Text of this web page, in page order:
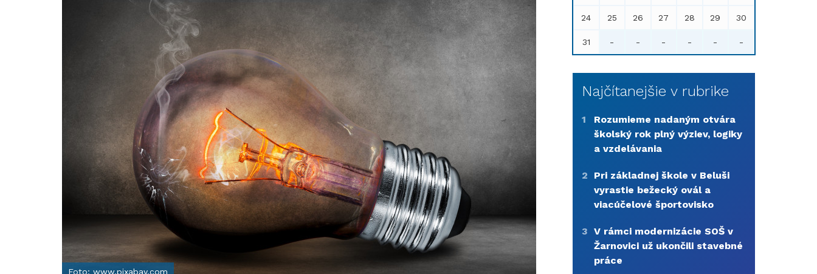
Foto: www.pixabay.com
24 25 26 27 28 29 30
31 - - - - - -
Najčítanejšie v rubrike
1
Rozumieme nadaným otvára
školský rok plný výziev, logiky
a vzdelávania
2
Pri základnej škole v Beluši
vyrastie bežecký ovál a
viacúčelové športovisko
3 V rámci modernizácie SOŠ v
Žarnovici už ukončili stavebné
práce